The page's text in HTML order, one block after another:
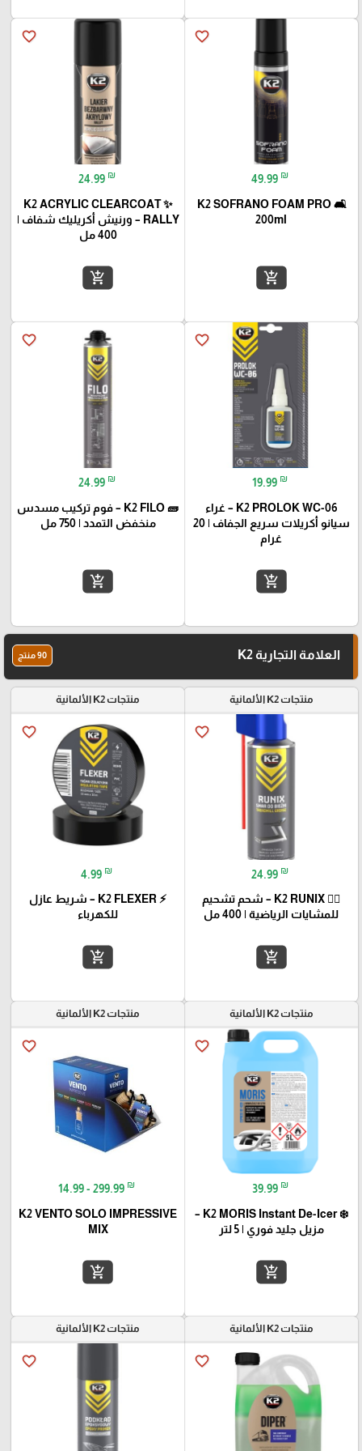
favorite_border
49.99 ₪
🛋️ K2 SOFRANO FOAM PRO
200ml
add_shopping_cart
favorite_border
24.99 ₪
✨ K2 ACRYLIC CLEARCOAT
RALLY – ورنيش أكريليك شفاف |
400 مل
add_shopping_cart
favorite_border
19.99 ₪
K2 PROLOK WC-06 – غراء
سيانو أكريلات سريع الجفاف | 20
غرام
add_shopping_cart
favorite_border
24.99 ₪
🧱 K2 FILO – فوم تركيب مسدس
منخفض التمدد | 750 مل
add_shopping_cart
العلامة التجارية K2 90 منتج
منتجات K2 الألمانية
favorite_border
24.99 ₪
🏃‍♂️ K2 RUNIX – شحم تشحيم
للمشايات الرياضية | 400 مل
add_shopping_cart
منتجات K2 الألمانية
favorite_border
4.99 ₪
⚡ K2 FLEXER – شريط عازل
للكهرباء
add_shopping_cart
منتجات K2 الألمانية
favorite_border
39.99 ₪
❄️ K2 MORIS Instant De-Icer –
مزيل جليد فوري | 5 لتر
add_shopping_cart
منتجات K2 الألمانية
favorite_border
14.99 - 299.99 ₪
K2 VENTO SOLO IMPRESSIVE
MIX
add_shopping_cart
منتجات K2 الألمانية
favorite_border
منتجات K2 الألمانية
favorite_border